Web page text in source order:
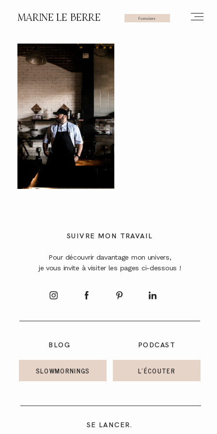
MARINE LE BERRE Formulaire
BLOG
SE LANCER.
SUIVRE MON TRAVAIL
SLOWMORNINGS
Pour découvrir davantage mon univers,
je vous invite à visiter les pages ci-dessous !
PODCAST
L'ÉCOUTER
HOME
PHOTOS
VIDÉOS
CONTACT